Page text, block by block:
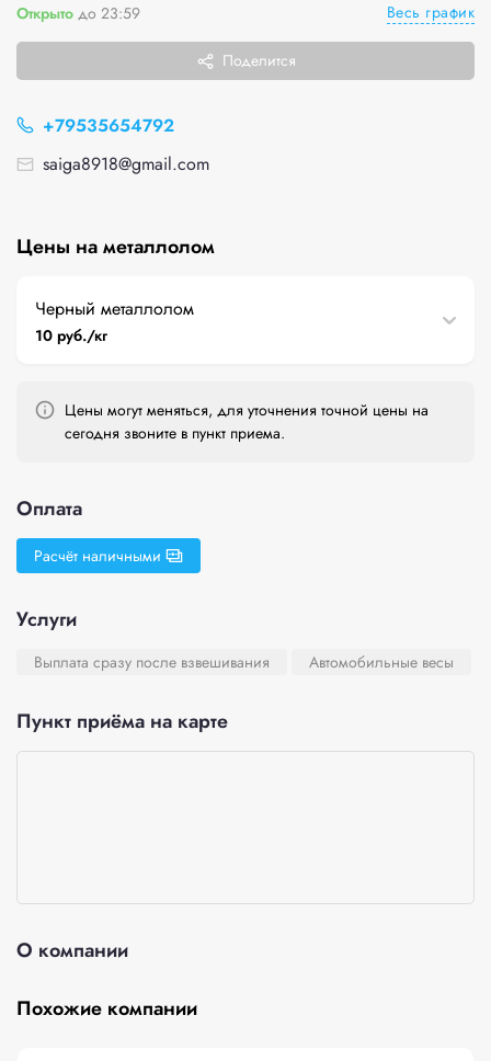
Открыто до 23:59 Весь график
Поделится
+79535654792
saiga8918@gmail.com
Цены на металлолом
Черный металлолом
10 руб./кг
Цены могут меняться, для уточнения точной цены на
сегодня звоните в пункт приема.
Оплата
Расчёт наличными
Услуги
Выплата сразу после взвешивания Автомобильные весы
Пункт приёма на карте
О компании
Похожие компании